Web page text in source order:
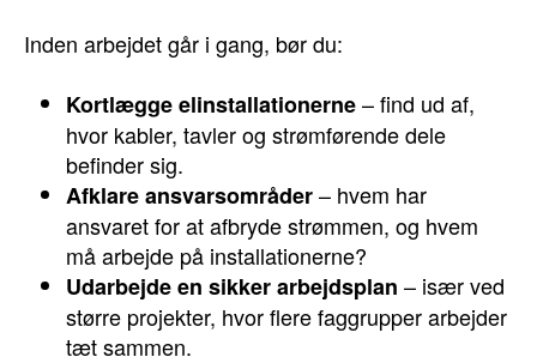
Inden arbejdet går i gang, bør du:
Kortlægge elinstallationerne– find ud af,
hvor kabler, tavler og strømførende dele
befinder sig.
Afklare ansvarsområder– hvem har
ansvaret for at afbryde strømmen, og hvem
må arbejde på installationerne?
Udarbejde en sikker arbejdsplan – især ved
større projekter, hvor flere faggrupper arbejder
tæt sammen.